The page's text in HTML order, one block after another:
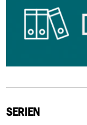
SERIEN